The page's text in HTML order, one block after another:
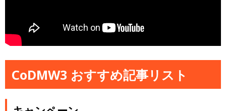
CoDMW3 おすすめ記事リスト